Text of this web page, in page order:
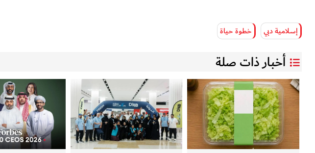
إسلامية دبي خطوة حياة
أخبار ذات صلة